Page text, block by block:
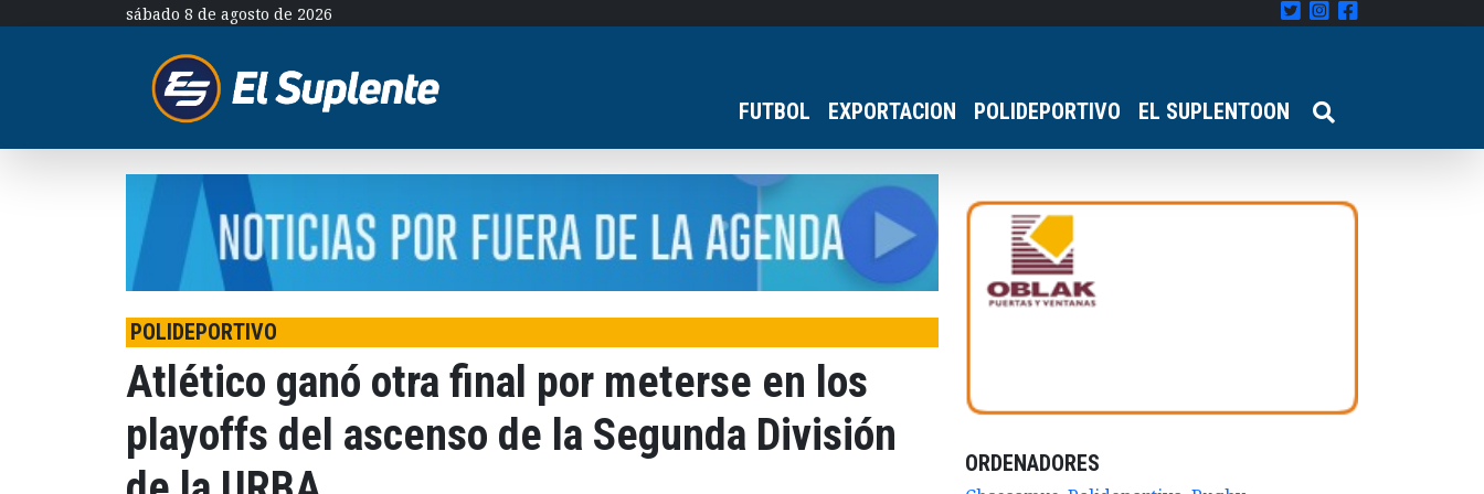
sábado 8 de agosto de 2026
FUTBOL EXPORTACION POLIDEPORTIVO EL SUPLENTOON
POLIDEPORTIVO
Atlético ganó otra final por meterse en los
playoffs del ascenso de la Segunda División
ORDENADORES